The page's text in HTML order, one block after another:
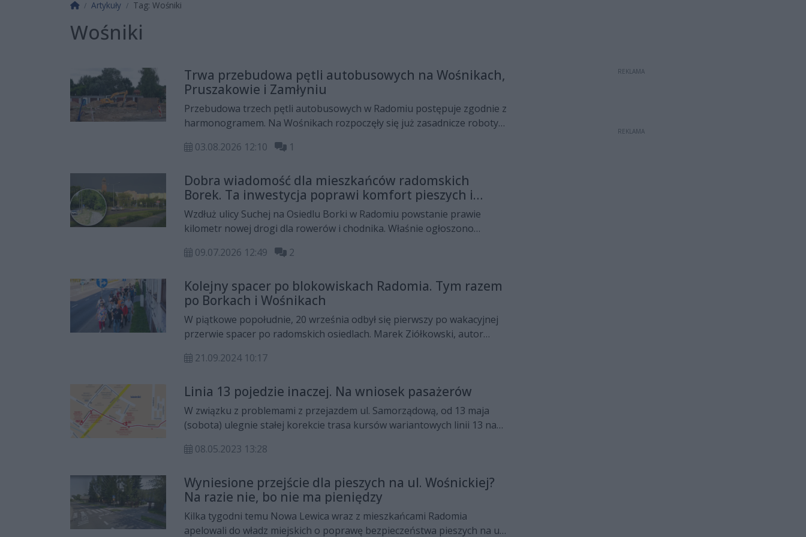
Strona główna
Artykuły Tag: Wośniki
Wośniki
Trwa przebudowa pętli autobusowych na Wośnikach,
Pruszakowie i Zamłyniu
Przebudowa trzech pętli autobusowych w Radomiu postępuje zgodnie z
harmonogramem. Na Wośnikach rozpoczęły się już zasadnicze roboty
bardziej zaawansowanym etapie. Po zakończeniu prac pasażerowie
autobusów - lepsze warunki pracy. Zakończenie prac planowane jest na
jesień tego roku.
03.08.2026 12:10 1
Dobra wiadomość dla mieszkańców radomskich
Borek. Ta inwestycja poprawi komfort pieszych i
rowerzystów
Wzdłuż ulicy Suchej na Osiedlu Borki w Radomiu powstanie prawie
kilometr nowej drogi dla rowerów i chodnika. Właśnie ogłoszono
Wośnickiej.
09.07.2026 12:49 2
Kolejny spacer po blokowiskach Radomia. Tym razem
po Borkach i Wośnikach
W piątkowe popołudnie, 20 września odbył się pierwszy po wakacyjnej
przerwie spacer po radomskich osiedlach. Marek Ziółkowski, autor
trzykilometrową trasę wiodącą przez Borki oraz Wośniki.
21.09.2024 10:17
Linia 13 pojedzie inaczej. Na wniosek pasażerów
W związku z problemami z przejazdem ul. Samorządową, od 13 maja
(sobota) ulegnie stałej korekcie trasa kursów wariantowych linii 13 na
Wośniki / Sadownicza.
08.05.2023 13:28
Wyniesione przejście dla pieszych na ul. Wośnickiej?
Na razie nie, bo nie ma pieniędzy
Kilka tygodni temu Nowa Lewica wraz z mieszkańcami Radomia
apelowali do władz miejskich o poprawę bezpieczeństwa pieszych na ul.
REKLAMA
REKLAMA